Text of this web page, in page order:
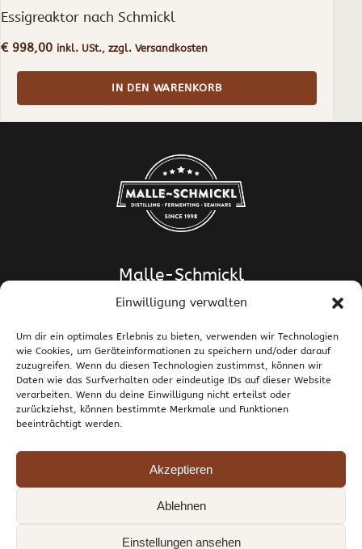
Einwilligung verwalten
Um dir ein optimales Erlebnis zu bieten, verwenden wir Technologien
wie Cookies, um Geräteinformationen zu speichern und/oder darauf
zuzugreifen. Wenn du diesen Technologien zustimmst, können wir
Daten wie das Surfverhalten oder eindeutige IDs auf dieser Website
verarbeiten. Wenn du deine Einwilligung nicht erteilst oder
zurückziehst, können bestimmte Merkmale und Funktionen
beeinträchtigt werden.
Akzeptieren
Ablehnen
Einstellungen ansehen
Essigreaktor nach Schmickl
€ 998,00 inkl. USt., zzgl. Versandkosten
IN DEN WARENKORB
Malle-Schmickl
Dipl.-Ing. Dr. Helge Schmickl
Dipl.-Ing. Dr. Bettina Malle-Schmickl
Ehrentalerstrasse 39
9020 Klagenfurt am Wörthersee / Österreich
T +43 463 437786
Esupport@malle-schmickl.net
Kontakt / Impressum
Widerruf und Rücksendungen
Versand und Zahlung
Allgemeine Geschäftsbedingungen
Cookie-Richtlinie (EU)
© 1998-2026 Malle-Schmickl GesnbR. Alle Rechte vorbehalten.